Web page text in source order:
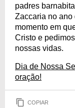
padres
Zaccaria no ano
momento em
Cristo e
nossas vidas.
Dia de Nossa
oração!
COPIAR